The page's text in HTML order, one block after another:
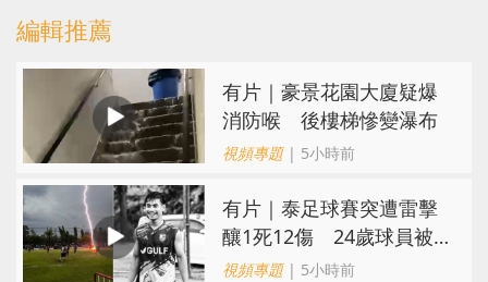
編輯推薦
有片｜豪景花園大廈疑爆
消防喉 後樓梯慘變瀑布
視頻專題| 5小時前
有片｜泰足球賽突遭雷擊
釀1死12傷 24歲球員被
閃電劈中亡
視頻專題| 5小時前